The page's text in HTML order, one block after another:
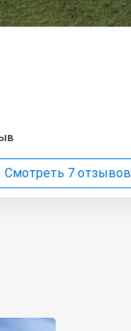
Смотреть 7 отзывов